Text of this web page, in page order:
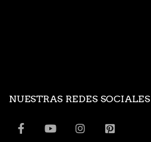
NUESTRAS REDES SOCIALES